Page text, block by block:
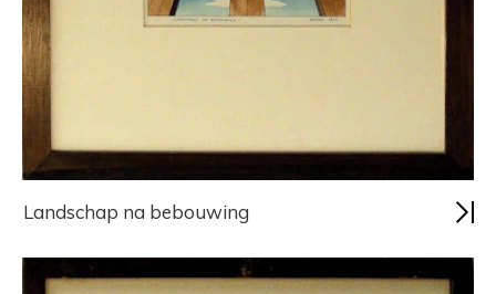
Landschap na bebouwing